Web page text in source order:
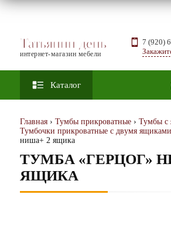
Татьянин день
интернет-магазин мебели
7 (920)
Каталог
Главная › Тумбы прикроватные › Тумбы с
Тумбочки прикроватные с двумя ящиками
ниша+ 2 ящика
ТУМБА «ГЕРЦОГ»
ЯЩИКА